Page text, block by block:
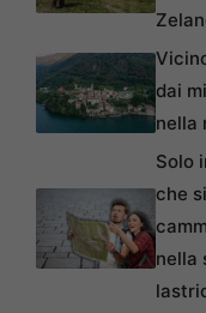
dai
nella
Solo
che
nella